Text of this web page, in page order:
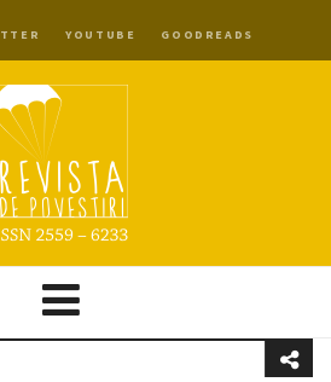
YOUTUBE GOODREADS